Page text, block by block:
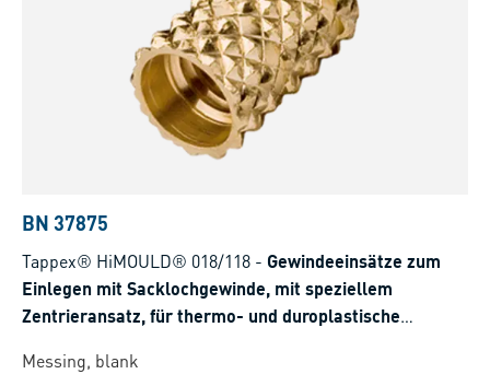
BN 37875
Tappex® HiMOULD® 018/118 - Gewindeeinsätze zum
Einlegen mit Sacklochgewinde, mit speziellem
Zentrieransatz, für thermo- und duroplastische
Messing, blank